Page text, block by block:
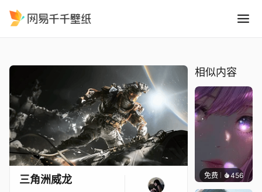
三角洲威龙
相似内容
免费 456辰东